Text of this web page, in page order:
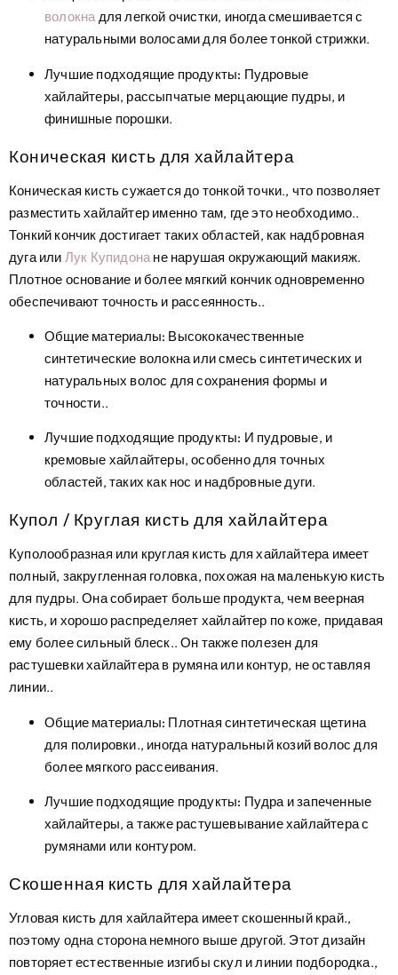
волокнадля легкой очистки, иногда смешивается с
натуральными волосами для более тонкой стрижки.
Лучшие подходящие продукты: Пудровые
хайлайтеры, рассыпчатые мерцающие пудры, и
финишные порошки.
Коническая кисть для хайлайтера
Коническая кисть сужается до тонкой точки., что позволяет
разместить хайлайтер именно там, где это необходимо..
Тонкий кончик достигает таких областей, как надбровная
дуга или Лук Купидона не нарушая окружающий макияж.
Плотное основание и более мягкий кончик одновременно
обеспечивают точность и рассеянность..
Общие материалы: Высококачественные
синтетические волокна или смесь синтетических и
натуральных волос для сохранения формы и
точности..
Лучшие подходящие продукты: И пудровые, и
кремовые хайлайтеры, особенно для точных
областей, таких как нос и надбровные дуги.
Купол / Круглая кисть для хайлайтера
Куполообразная или круглая кисть для хайлайтера имеет
полный, закругленная головка, похожая на маленькую кисть
для пудры. Она собирает больше продукта, чем веерная
кисть, и хорошо распределяет хайлайтер по коже, придавая
ему более сильный блеск.. Он также полезен для
растушевки хайлайтера в румяна или контур, не оставляя
линии..
Общие материалы: Плотная синтетическая щетина
для полировки., иногда натуральный козий волос для
более мягкого рассеивания.
Лучшие подходящие продукты: Пудра и запеченные
хайлайтеры, а также растушевывание хайлайтера с
румянами или контуром.
Скошенная кисть для хайлайтера
Угловая кисть для хайлайтера имеет скошенный край.,
поэтому одна сторона немного выше другой. Этот дизайн
повторяет естественные изгибы скул и линии подбородка.,